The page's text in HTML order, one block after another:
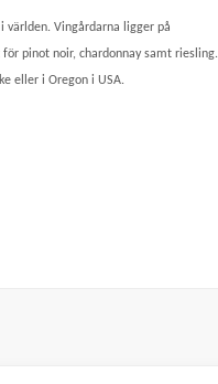
världen. Vingårdarna ligger på
pinot noir, chardonnay samt riesling.
eller i Oregon i USA.